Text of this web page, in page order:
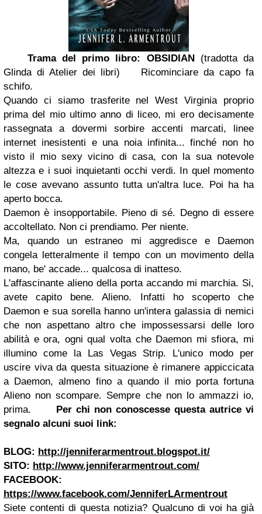
Trama del primo libro: OBSIDIAN (tradotta da
Glinda di Atelier dei libri) Ricominciare da capo fa
schifo.
Quando ci siamo trasferite nel West Virginia proprio
prima del mio ultimo anno di liceo, mi ero decisamente
rassegnata a dovermi sorbire accenti marcati, linee
internet inesistenti e una noia infinita... finché non ho
visto il mio sexy vicino di casa, con la sua notevole
altezza e i suoi inquietanti occhi verdi. In quel momento
le cose avevano assunto tutta un'altra luce. Poi ha ha
aperto bocca.
Daemon è insopportabile. Pieno di sé. Degno di essere
accoltellato. Non ci prendiamo. Per niente.
Ma, quando un estraneo mi aggredisce e Daemon
congela letteralmente il tempo con un movimento della
mano, be' accade... qualcosa di inatteso.
L'affascinante alieno della porta accando mi marchia. Si,
avete capito bene. Alieno. Infatti ho scoperto che
Daemon e sua sorella hanno un'intera galassia di nemici
che non aspettano altro che impossessarsi delle loro
abilità e ora, ogni qual volta che Daemon mi sfiora, mi
illumino come la Las Vegas Strip. L'unico modo per
uscire viva da questa situazione è rimanere appiccicata
a Daemon, almeno fino a quando il mio porta fortuna
Alieno non scompare. Sempre che non lo ammazzi io,
prima.
Per chi non conoscesse questa autrice vi
segnalo alcuni suoi link:
BLOG: http://jenniferarmentrout.blogspot.it/
SITO: http://www.jenniferarmentrout.com/
FACEBOOK:
https://www.facebook.com/JenniferLArmentrout
Siete contenti di questa notizia? Qualcuno di voi ha già